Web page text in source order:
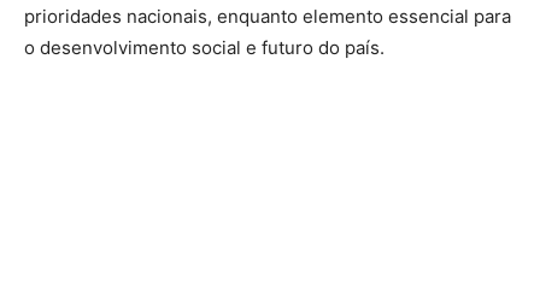
prioridades nacionais, enquanto elemento essencial para
o desenvolvimento social e futuro do país.